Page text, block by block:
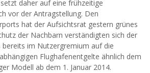
daher auf eine frühzeitige
vor der Antragstellung. Den
hat der Aufsichtsrat gestern grünes
der Nachbarn verständigten sich der
bereits im Nutzergremium auf die
Flughafenentgelte ähnlich dem
Modell ab dem 1. Januar 2014.